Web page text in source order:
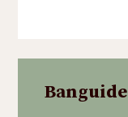
Banguide